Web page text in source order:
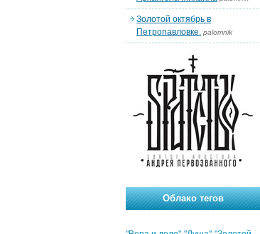
Золотой октябрь в
Петропавловке. palomnik
Облако тегов